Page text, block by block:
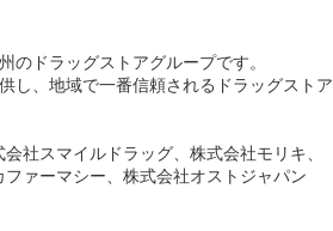
のドラッグストアグループです。
し、地域で一番信頼されるドラッグストア
社スマイルドラッグ、株式会社モリキ、
ァーマシー、株式会社オストジャパン